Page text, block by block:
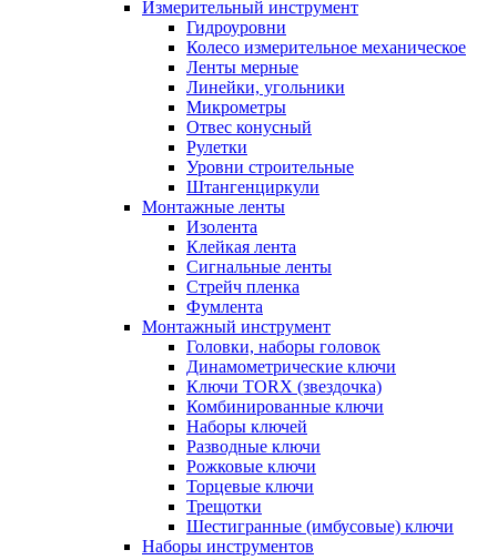
Измерительный инструмент
Гидроуровни
Колесо измерительное механическое
Ленты мерные
Линейки, угольники
Микрометры
Отвес конусный
Рулетки
Уровни строительные
Штангенциркули
Монтажные ленты
Изолента
Клейкая лента
Сигнальные ленты
Стрейч пленка
Фумлента
Монтажный инструмент
Головки, наборы головок
Динамометрические ключи
Ключи TORX (звездочка)
Комбинированные ключи
Наборы ключей
Разводные ключи
Рожковые ключи
Торцевые ключи
Трещотки
Шестигранные (имбусовые) ключи
Наборы инструментов